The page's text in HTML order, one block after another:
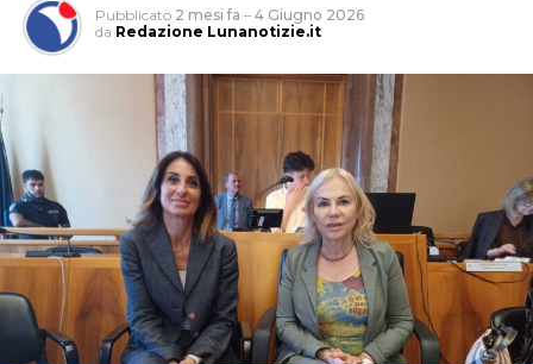
Pubblicato 2 mesi fa – 4 Giugno 2026
da Redazione Lunanotizie.it